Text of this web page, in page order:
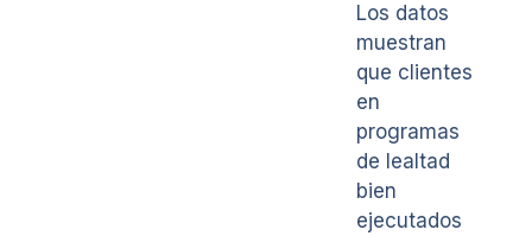
Los datos
muestran
que clientes
en
programas
de lealtad
bien
ejecutados